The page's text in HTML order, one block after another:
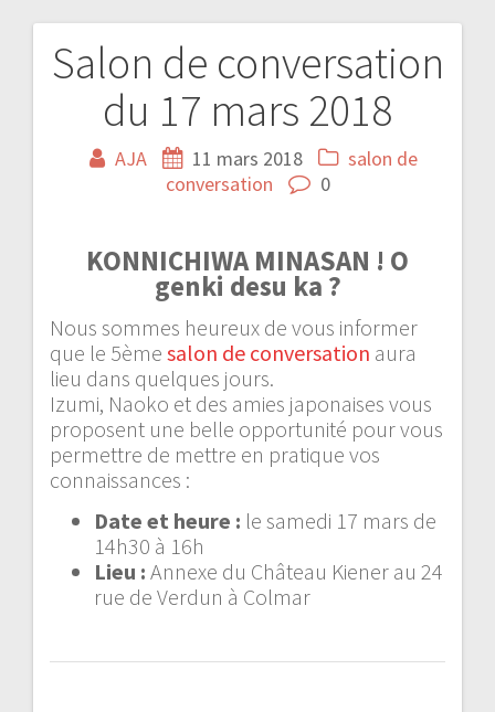
Salon de conversation
du 17 mars 2018
AJA 11 mars 2018
salon de
conversation
0
KONNICHIWA MINASAN ! O
genki desu ka ?
Nous sommes heureux de vous informer
que le 5ème salon de conversation aura
lieu dans quelques jours.
Izumi, Naoko et des amies japonaises vous
proposent une belle opportunité pour vous
permettre de mettre en pratique vos
connaissances :
Date et heure : le samedi 17 mars de
14h30 à 16h
Lieu : Annexe du Château Kiener au 24
rue de Verdun à Colmar
Navigation
l’article